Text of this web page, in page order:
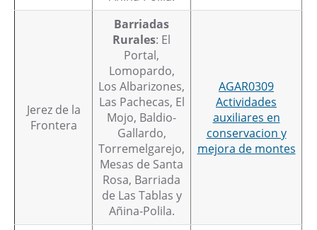
Jerez de la
Frontera
Barriadas
Rurales: El
Portal,
Lomopardo,
Los Albarizones,
Las Pachecas, El
Mojo, Baldio-
Gallardo,
Torremelgarejo,
Mesas de Santa
Rosa, Barriada
de Las Tablas y
Añina-Polila.
AGAR0309
Actividades
auxiliares en
conservacion y
mejora de montes